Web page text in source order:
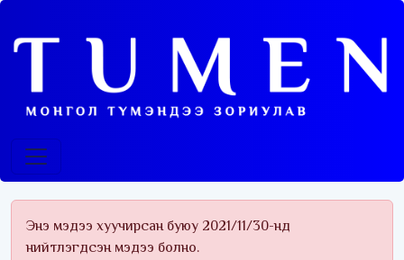
Энэ мэдээ хуучирсан буюу 2021/11/30-нд
нийтлэгдсэн мэдээ болно.